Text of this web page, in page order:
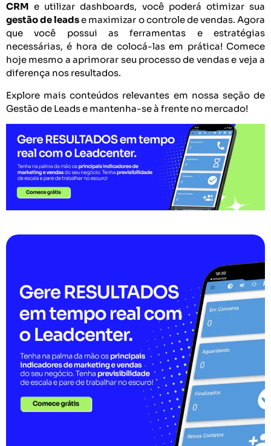
CRM e utilizar dashboards, você poderá otimizar sua
gestão de leadse maximizar o controle de vendas. Agora
que você possui as ferramentas e estratégias
necessárias, é hora de colocá-las em prática! Comece
hoje mesmo a aprimorar seu processo de vendas e veja a
diferença nos resultados.
Explore mais conteúdos relevantes em nossa seção de
Gestão de Leads e mantenha-se à frente no mercado!